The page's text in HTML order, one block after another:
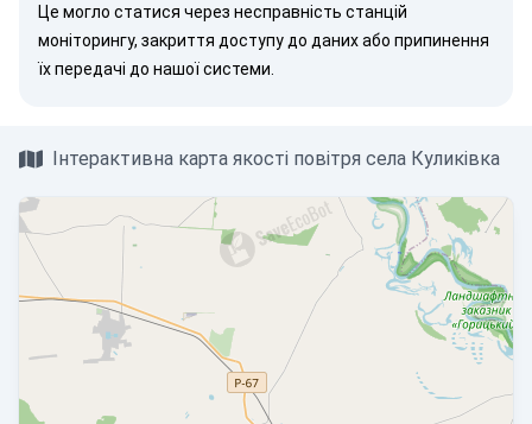
Це могло статися через несправність станцій
моніторингу, закриття доступу до даних або припинення
їх передачі до нашої системи.
Інтерактивна карта якості повітря села Куликівка